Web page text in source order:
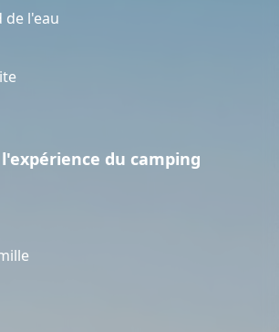
de l'eau
du camping